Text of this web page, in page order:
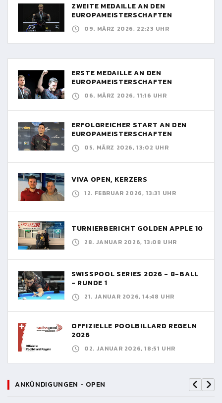
ZWEITE MEDAILLE AN DEN
EUROPAMEISTERSCHAFTEN
09. MÄRZ 2026, 22:23 UHR
ERSTE MEDAILLE AN DEN
EUROPAMEISTERSCHAFTEN
06. MÄRZ 2026, 11:16 UHR
ERFOLGREICHER START AN DEN
EUROPAMEISTERSCHAFTEN
05. MÄRZ 2026, 13:02 UHR
VIVA OPEN, KERZERS
12. FEBRUAR 2026, 13:31 UHR
TURNIERBERICHT GOLDEN APPLE 10
28. JANUAR 2026, 13:08 UHR
SWISSPOOL SERIES 2026 - 8-BALL
- RUNDE 1
21. JANUAR 2026, 14:48 UHR
OFFIZIELLE POOLBILLARD REGELN
2026
02. JANUAR 2026, 18:51 UHR
ANKÜNDIGUNGEN - OPEN